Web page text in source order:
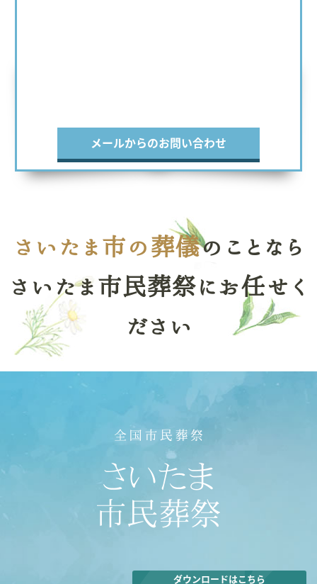
ダウンロードはこちら
メールからのお問い合わせ
さいたま市の葬儀のことなら
さいたま市民葬祭にお任せく
ださい